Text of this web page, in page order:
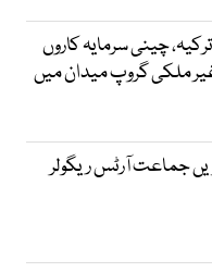
چینی سرمایہ کاروں
جماعت آرٹس ریگولر